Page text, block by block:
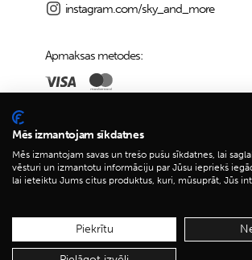
instagram.com/sky_and_more
Apmaksas metodes:
Piegādes iespējas:
Mēs izmantojam sīkdatnes
Mēs izmantojam savas un trešo pušu sīkdatnes, lai
vēsturi un izmantotu informāciju par Jūsu iepriekš
lai ieteiktu Jums citus produktus, kuri, mūsuprāt, Jūs
Piekrītu